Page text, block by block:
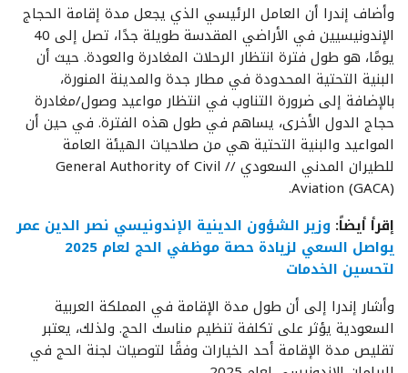
وأضاف إندرا أن العامل الرئيسي الذي يجعل مدة إقامة الحجاج
الإندونيسيين في الأراضي المقدسة طويلة جدًا، تصل إلى 40
يومًا، هو طول فترة انتظار الرحلات المغادرة والعودة. حيث أن
البنية التحتية المحدودة في مطار جدة والمدينة المنورة،
بالإضافة إلى ضرورة التناوب في انتظار مواعيد وصول/مغادرة
حجاج الدول الأخرى، يساهم في طول هذه الفترة. في حين أن
المواعيد والبنية التحتية هي من صلاحيات الهيئة العامة
للطيران المدني السعودي // General Authority of Civil
Aviation (GACA).
إقرأ أيضاً: وزير الشؤون الدينية الإندونيسي نصر الدين عمر
يواصل السعي لزيادة حصة موظفي الحج لعام 2025
لتحسين الخدمات
وأشار إندرا إلى أن طول مدة الإقامة في المملكة العربية
السعودية يؤثر على تكلفة تنظيم مناسك الحج. ولذلك، يعتبر
تقليص مدة الإقامة أحد الخيارات وفقًا لتوصيات لجنة الحج في